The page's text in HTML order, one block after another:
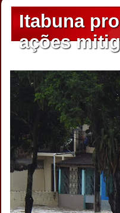
Itabuna
ações